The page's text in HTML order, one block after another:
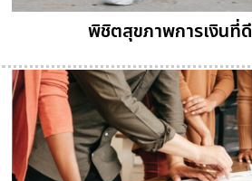
พิชิตสุขภาพการเงินที่